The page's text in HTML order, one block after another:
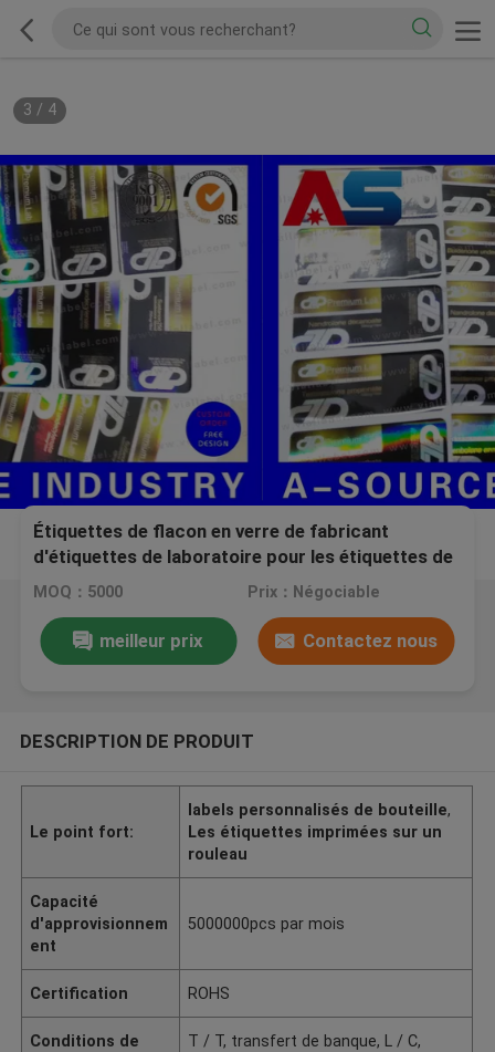
3 / 4
Étiquettes de flacon en verre de fabricant
d'étiquettes de laboratoire pour les étiquettes de
bouteille de testostérone énanthate 250MG 10 ml
MOQ：5000 Prix：Négociable
meilleur prix Contactez nous
DESCRIPTION DE PRODUIT
Le point fort:
labels personnalisés de bouteille,
Les étiquettes imprimées sur un
rouleau
Capacité
d'approvisionnem
ent
5000000pcs par mois
Certification ROHS
Conditions de
T / T, transfert de banque, L / C,